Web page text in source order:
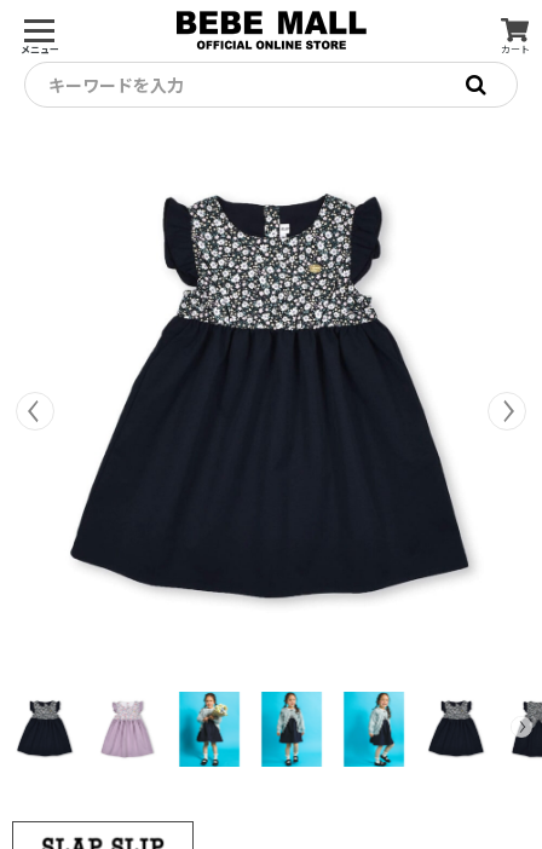
メニュー カート
キーワードを入力